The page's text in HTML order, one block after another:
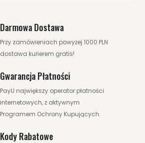
Darmowa Dostawa
Przy zamówieniach powyżej 1000 PLN
dostawa kurierem gratis!
Gwarancja Płatności
PayU największy operator płatności
internetowych, z aktywnym
Programem Ochrony Kupujących.
Kody Rabatowe